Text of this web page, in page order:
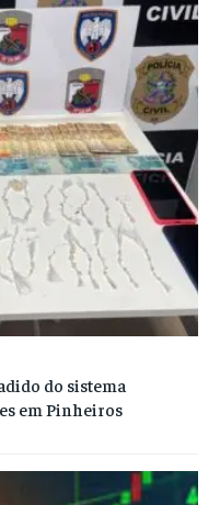
do sistema
em Pinheiros